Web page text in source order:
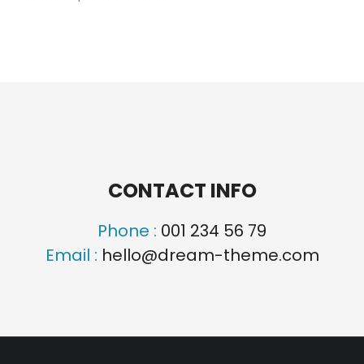
CONTACT INFO
Phone : 001 234 56 79
Email : hello@dream-theme.com